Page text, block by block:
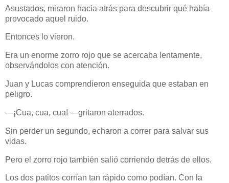
Asustados, miraron hacia atrás para descubrir qué había
provocado aquel ruido.
Entonces lo vieron.
Era un enorme zorro rojo que se acercaba lentamente,
observándolos con atención.
Juan y Lucas comprendieron enseguida que estaban en
peligro.
—¡Cua, cua, cua! —gritaron aterrados.
Sin perder un segundo, echaron a correr para salvar sus
vidas.
Pero el zorro rojo también salió corriendo detrás de ellos.
Los dos patitos corrían tan rápido como podían. Con la